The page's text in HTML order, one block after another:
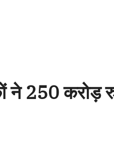
ने 250 करोड़